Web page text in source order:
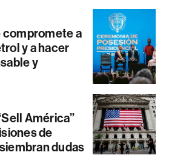
compromete a
y a hacer
y
América”
de
dudas